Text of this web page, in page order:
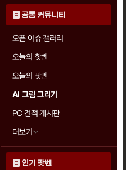
공통 커뮤니티
오픈 이슈 갤러리
오늘의 핫벤
오늘의 팟벤
AI 그림 그리기
PC 견적 게시판
더보기
인기 팟벤